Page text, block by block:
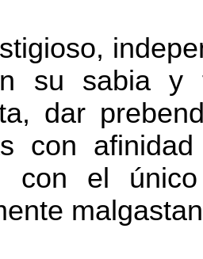
su sabia y
dar
con
con el